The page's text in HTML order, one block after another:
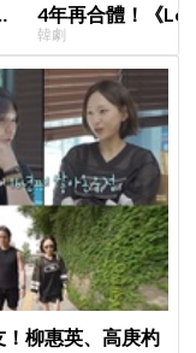
4年再合體！《
面就變天」設定超
韓劇
！柳惠英、高庚杓